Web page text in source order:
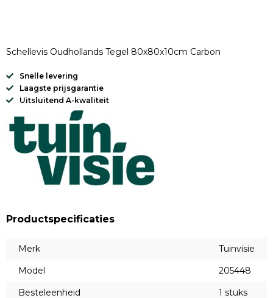
Schellevis Oudhollands Tegel 80x80x10cm Carbon
Snelle levering
Laagste prijsgarantie
Uitsluitend A-kwaliteit
Productspecificaties
Merk
Tuinvisie
Model
205448
Besteleenheid
1 stuks